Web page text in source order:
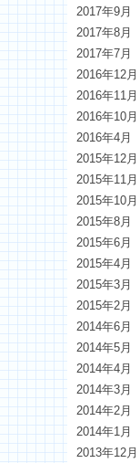
2017年9月
2017年8月
2017年7月
2016年12月
2016年11月
2016年10月
2016年4月
2015年12月
2015年11月
2015年10月
2015年8月
2015年6月
2015年4月
2015年3月
2015年2月
2014年6月
2014年5月
2014年4月
2014年3月
2014年2月
2014年1月
2013年12月